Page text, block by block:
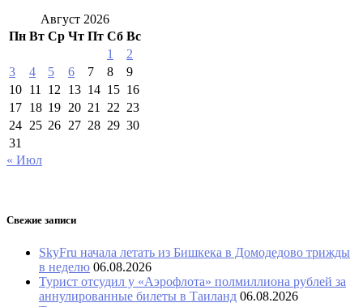
Август 2026
Пн Вт Ср Чт Пт Сб Вс
1
2
3
4 5 6 7 8
9
10 11 12 13 14 15 16
17 18 19 20 21 22 23
24 25 26 27 28 29 30
31
« Июл
Свежие записи
SkyFru начала летать из Бишкека в Домодедово трижды
в неделю 06.08.2026
Турист отсудил у «Аэрофлота» полмиллиона рублей за
аннулированные билеты в Таиланд 06.08.2026